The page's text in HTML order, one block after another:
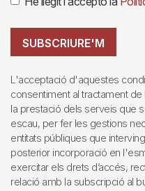
SUBSCRIURE'M
L'acceptació d'aquestes
consentiment al tractament
la prestació dels serveis que
escau, per fer les gestions
entitats públiques que
posterior incorporació en
exercitar els drets d’accés,
relació amb la subscripció al